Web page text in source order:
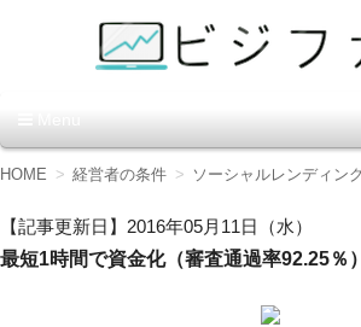
ン】
コ
テ
ン
ツ
HOME 経営者の条件 ソーシャルレンディン
【記事更新日】2016年05月11日（水）
最短1時間で資金化（審査通過率92.25％）